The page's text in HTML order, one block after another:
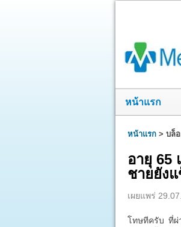
หน้าแรก
หน้าแรก > บล็
อายุ 65
ชายยัง
เผยแพร่
โทษทีครับ ที่ผ่